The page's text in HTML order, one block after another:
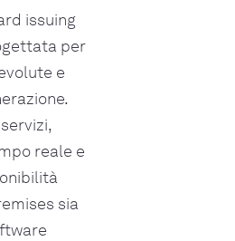
issuing
per
e
reale e
sia